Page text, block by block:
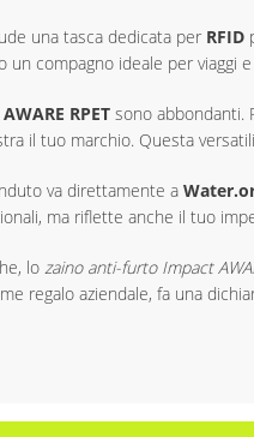
una tasca dedicata per RFID
compagno ideale per viaggi
RPET sono abbondanti.
il tuo marchio. Questa
va direttamente a
ma riflette anche il tuo
lo zaino anti-furto Impact
regalo aziendale, fa una